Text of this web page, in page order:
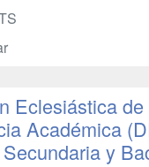
Eclesiástica de
Académica
y